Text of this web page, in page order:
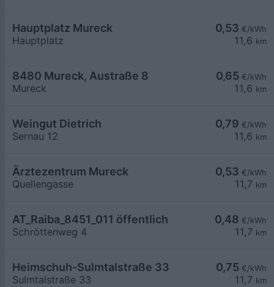
0,53 €/kWh
11,6 km
Hauptplatz Mureck
Hauptplatz
0,65 €/kWh
11,6 km
8480 Mureck, Austraße 8
Mureck
0,79 €/kWh
11,6 km
Weingut Dietrich
Sernau 12
0,53 €/kWh
11,7 km
Ärztezentrum Mureck
Quellengasse
0,48 €/kWh
11,7 km
AT_Raiba_8451_011 öffentlich
Schröttenweg 4
0,75 €/kWh
11,7 km
Heimschuh-Sulmtalstraße 33
Sulmtalstraße 33